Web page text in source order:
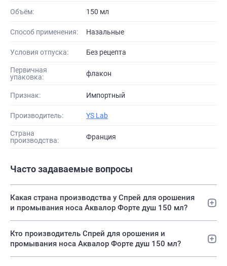
Объём: 150 мл
Способ применения: Назальные
Условия отпуска: Без рецепта
Первичная
упаковка:
флакон
Признак: Импортный
Производитель: YS Lab
Страна
производства:
Франция
Часто задаваемые вопросы
Какая страна производства у Спрей для орошения
и промывания носа Аквалор Форте душ 150 мл?
Кто производитель Спрей для орошения и
промывания носа Аквалор Форте душ 150 мл?